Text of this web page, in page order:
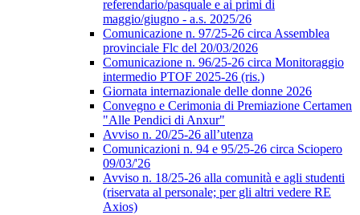
referendario/pasquale e ai primi di
maggio/giugno - a.s. 2025/26
Comunicazione n. 97/25-26 circa Assemblea
provinciale Flc del 20/03/2026
Comunicazione n. 96/25-26 circa Monitoraggio
intermedio PTOF 2025-26 (ris.)
Giornata internazionale delle donne 2026
Convegno e Cerimonia di Premiazione Certamen
"Alle Pendici di Anxur"
Avviso n. 20/25-26 all’utenza
Comunicazioni n. 94 e 95/25-26 circa Sciopero
09/03/'26
Avviso n. 18/25-26 alla comunità e agli studenti
(riservata al personale; per gli altri vedere RE
Axios)